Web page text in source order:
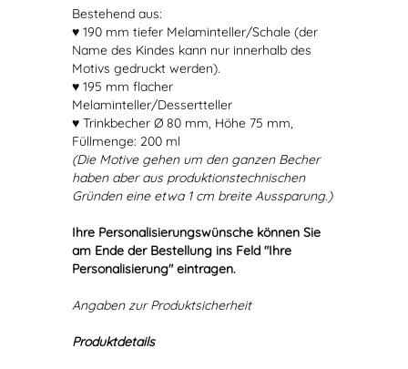
Bestehend aus:
♥ 190 mm tiefer Melaminteller/Schale (der
Name des Kindes kann nur innerhalb des
Motivs gedruckt werden).
♥ 195 mm flacher
Melaminteller/Dessertteller
♥ Trinkbecher Ø 80 mm, Höhe 75 mm,
Füllmenge: 200 ml
(Die Motive gehen um den ganzen Becher
haben aber aus produktionstechnischen
Gründen eine etwa 1 cm breite Aussparung.)
Ihre Personalisierungswünsche können Sie
am Ende der Bestellung ins Feld "Ihre
Personalisierung" eintragen.
Angaben zur Produktsicherheit
Produktdetails